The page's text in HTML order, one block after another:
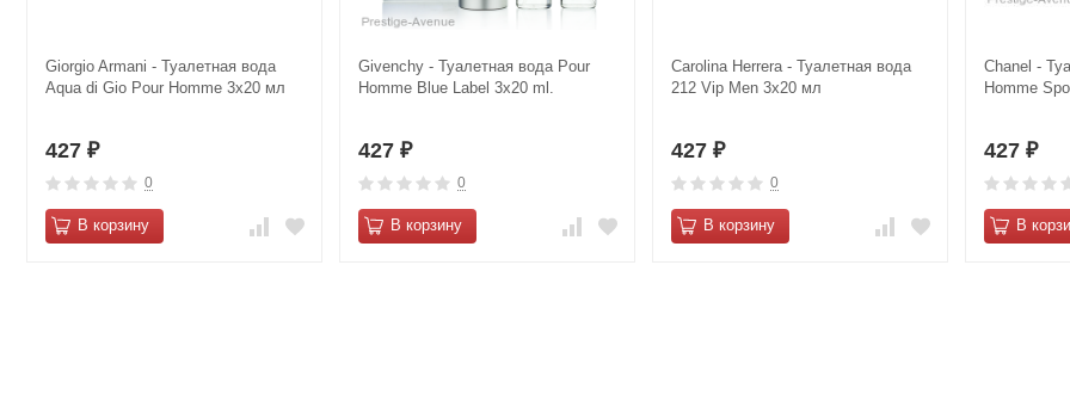
Giorgio Armani - Туалетная вода
Aqua di Gio Pour Homme 3х20 мл
427 ₽
0
В корзину
Givenchy - Туалетная вода Pour
Homme Blue Label 3х20 ml.
427 ₽
0
В корзину
Carolina Herrera - Туалетная вода
212 Vip Men 3х20 мл
427 ₽
0
В корзину
Сhanеl -
Hоmme
427 ₽
В